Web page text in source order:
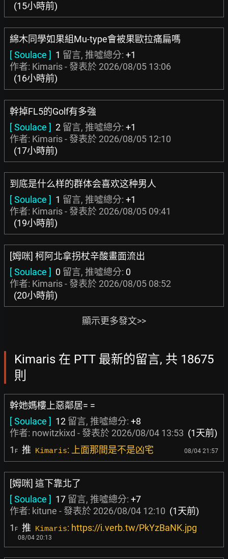
(15小時前)
綿木同學如果組Mu-type會被果歐拉痛扁嗎
[ Soulace ] 1 留言, 推噓總分: +1
作者: Kimaris - 發表於 2026/08/05 13:06
(16小時前)
幹掉FL5的Golf有多強
[ Soulace ] 2 留言, 推噓總分: +1
作者: Kimaris - 發表於 2026/08/05 12:10
(17小時前)
到底是什么样的群体会喜欢这种男人
[ Soulace ] 1 留言, 推噓總分: +1
作者: Kimaris - 發表於 2026/08/05 09:41
(19小時前)
[姆咪] 柯阿北拿拐杖辛酸畫面流出
[ Soulace ] 0 留言, 推噓總分: 0
作者: Kimaris - 發表於 2026/08/05 08:52
(20小時前)
顯示更多發文>>
Kimaris 在 PTT 最新的留言, 共 18675
則
幹她媽樓上惡鄰居= =
[ Soulace ] 12 留言, 推噓總分: +8
作者: nowitzkixd - 發表於 2026/08/04 13:53 (1天前)
1 F 推 Kimaris: 上面那間是不是凶宅 08/04 21:57
[姆咪] 這下靠北了
[ Soulace ] 17 留言, 推噓總分: +7
作者: kitune - 發表於 2026/08/04 12:10 (1天前)
1 F 推 Kimaris: https://i.verb.tw/PkYzBaNK.jpg
08/04 20:13